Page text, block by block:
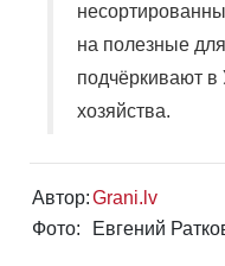
на полезные
подчёркивают
хозяйства.
Автор:Grani.lv
Фото:
Евгений